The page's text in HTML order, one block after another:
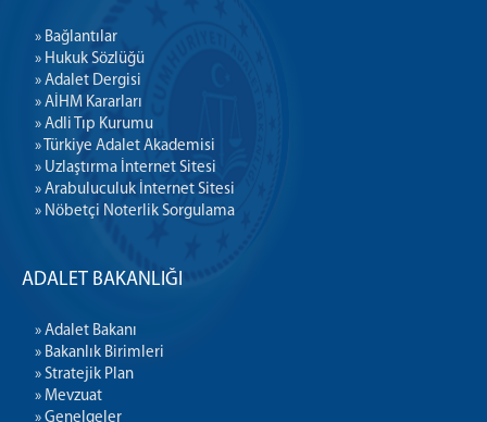
» Bağlantılar
» Hukuk Sözlüğü
» Adalet Dergisi
» AİHM Kararları
» Adli Tıp Kurumu
» Türkiye Adalet Akademisi
» Uzlaştırma İnternet Sitesi
» Arabuluculuk İnternet Sitesi
» Nöbetçi Noterlik Sorgulama
ADALET BAKANLIĞI
» Adalet Bakanı
» Bakanlık Birimleri
» Stratejik Plan
» Mevzuat
» Genelgeler